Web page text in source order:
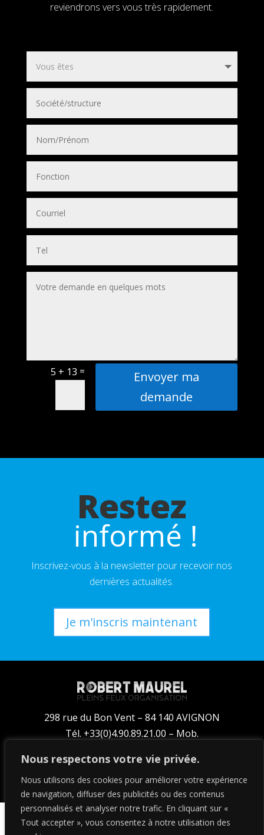
Nous respectons votre vie privée.
Nous utilisons des cookies pour améliorer votre expérience
de navigation, diffuser des publicités ou des contenus
personnalisés et analyser notre trafic. En cliquant sur «
Tout accepter », vous consentez à notre utilisation des
reviendrons vers vous très rapidement.
5 + 13 =
Envoyer ma
demande
Restez
informé !
Inscrivez-vous à la newsletter pour recevoir nos
dernières actualités.
Je m'inscris maintenant
298 rue du Bon Vent – 84 140 AVIGNON
Tél. +33(0)4.90.89.21.00 – Mob.
booking@pleins-feux.com